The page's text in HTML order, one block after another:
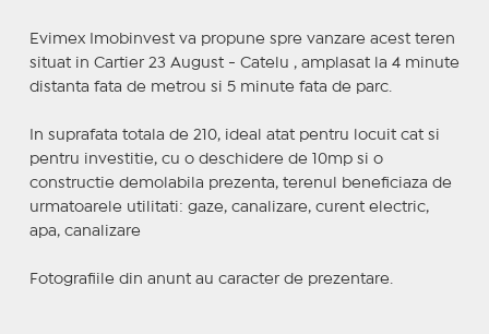
Evimex Imobinvest va propune spre vanzare acest teren
situat in Cartier 23 August - Catelu , amplasat la 4 minute
distanta fata de metrou si 5 minute fata de parc.
In suprafata totala de 210, ideal atat pentru locuit cat si
pentru investitie, cu o deschidere de 10mp si o
constructie demolabila prezenta, terenul beneficiaza de
urmatoarele utilitati: gaze, canalizare, curent electric,
apa, canalizare
Fotografiile din anunt au caracter de prezentare.